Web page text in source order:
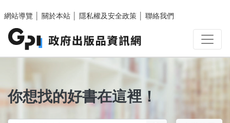
網站導覽
關於本站 隱私權及安全政策 聯絡我們
你想找的好書在這裡！